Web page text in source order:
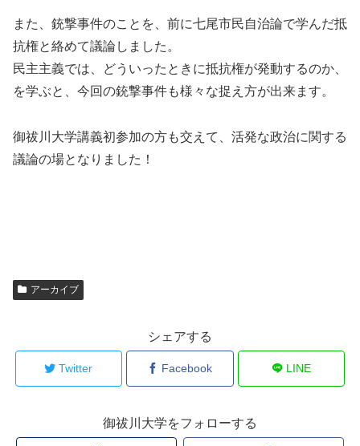
また、銃撃事件のことを、前に七尾市民自治論で学んだ抵
抗権と絡めて議論しました。
民主主義では、どういったときに抵抗権が発動するのか、
を学ぶと、今回の銃撃事件も様々な捉え方が出来ます。
御祓川大学講義初参加の方も交えて、活発な政治に関する
議論の場となりました！
アーカイブ
シェアする
Twitter Facebook LINE
御祓川大学をフォローする